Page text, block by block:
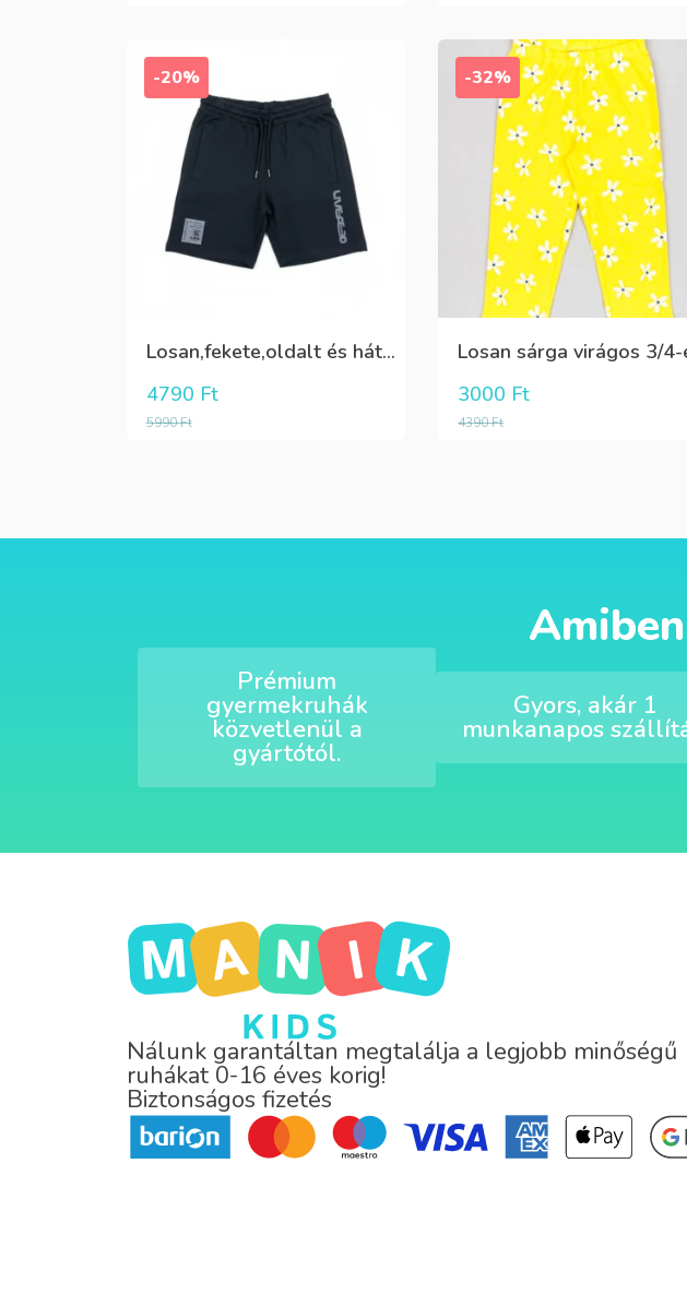
-20%
Losan,fekete,oldalt és hátul zsebes,pamut fiú rövidnadrág
5990Ft
4790 Ft
-32%
4390Ft
3000 Ft
Prémium
gyermekruhák
közvetlenül a
gyártótól.
Gyors, akár 1
munkanapos
Nálunk garantáltan megtalálja a legjobb minőségű
ruhákat 0-16 éves korig!
Biztonságos fizetés